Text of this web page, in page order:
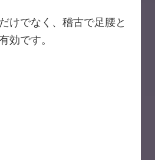
けでなく、稽古で足腰と
効です。